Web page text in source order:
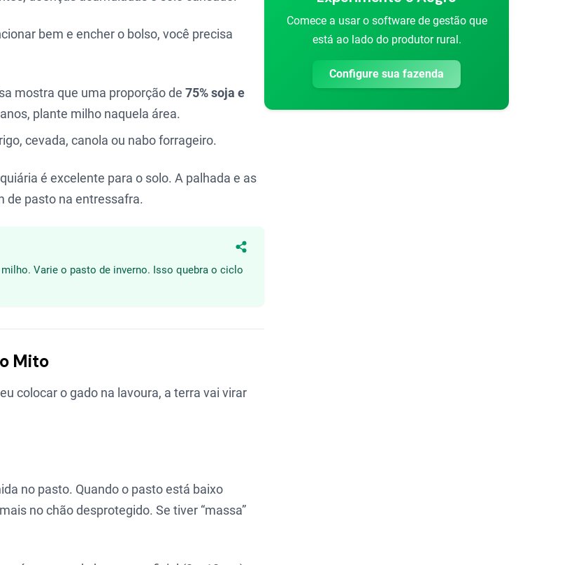
bem e encher o bolso, você precisa
mostra que uma proporção de 75% soja e
plante milho naquela área.
cevada, canola ou nabo forrageiro.
é excelente para o solo. A palhada e as
de pasto na entressafra.
Compartilhar
Varie o pasto de inverno. Isso quebra o ciclo
Mito
colocar o gado na lavoura, a terra vai virar
no pasto. Quando o pasto está baixo
no chão desprotegido. Se tiver “massa”
Comece a usar o software de gestão que
está ao lado do produtor rural.
Configure sua fazenda